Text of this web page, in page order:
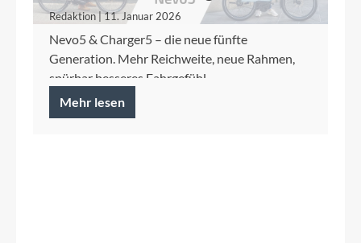
Nevo5
Redaktion | 11. Januar 2026
Nevo5 & Charger5 – die neue fünfte
Generation. Mehr Reichweite, neue Rahmen,
spürbar besseres Fahrgefühl.
Mehr lesen